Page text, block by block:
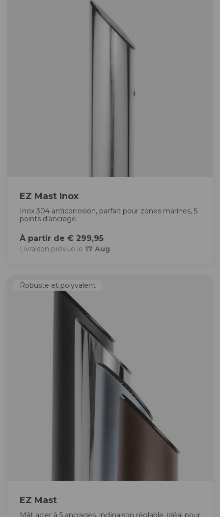
EZ Mast Inox
Inox 304 anticorrosion, parfait pour zones marines, 5
points d’ancrage.
À partir de € 299,95
Livraison prévue le 17 Aug
Robuste et polyvalent
EZ Mast